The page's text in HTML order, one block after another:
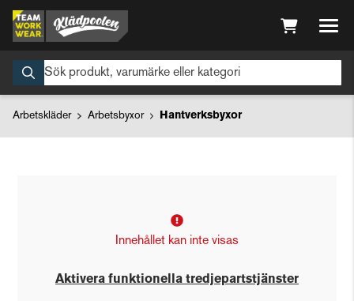
Arbetskläder Arbetsbyxor Hantverksbyxor
Innehållet kan inte visas
Aktivera funktionella tredjepartstjänster